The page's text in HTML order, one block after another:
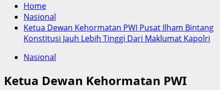
Home
Nasional
Ketua Dewan Kehormatan PWI Pusat Ilham Bintang
Konstitusi Jauh Lebih Tinggi Dari Maklumat Kapolri
Nasional
Ketua Dewan Kehormatan PWI